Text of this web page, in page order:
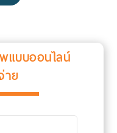
แบบออนไลน์
าย